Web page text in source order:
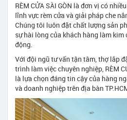
RÈM CỬA SÀI GÒN là đơn vị có
lĩnh vực rèm cửa và giải pháp che
Chúng tôi luôn đặt chất lượng sản
sự hài lòng của khách hàng làm
động.
Với đội ngũ tư vấn tận tâm, thợ lắp
trình làm việc chuyên nghiệp, RÈM
là lựa chọn đáng tin cậy của hàng
và doanh nghiệp trên địa bàn